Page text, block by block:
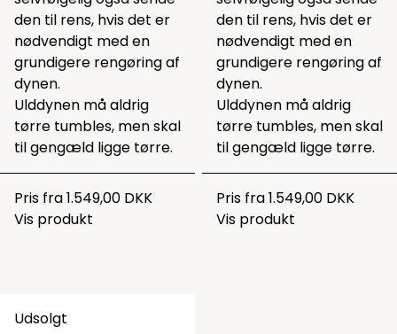
den til rens, hvis det er
nødvendigt med en
grundigere rengøring af
dynen.
Ulddynen må aldrig
tørre tumbles, men skal
til gengæld ligge tørre.
Pris fra1.549,00 DKK
Vis produkt
den til rens, hvis det er
nødvendigt med en
grundigere rengøring af
dynen.
Ulddynen må aldrig
tørre tumbles, men skal
til gengæld ligge tørre.
Pris fra1.549,00 DKK
Vis produkt
Udsolgt